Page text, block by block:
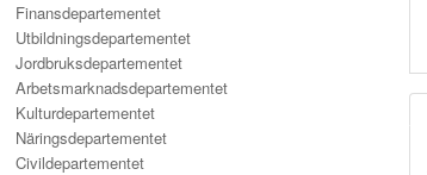
Finansdepartementet
Utbildningsdepartementet
Jordbruksdepartementet
Arbetsmarknadsdepartementet
Kulturdepartementet
Näringsdepartementet
Civildepartementet